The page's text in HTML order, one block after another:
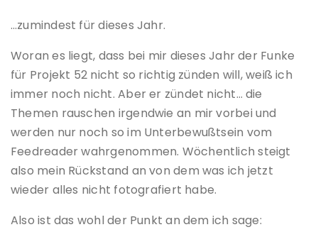
…zumindest für dieses Jahr.
Woran es liegt, dass bei mir dieses Jahr der Funke
für Projekt 52 nicht so richtig zünden will, weiß ich
immer noch nicht. Aber er zündet nicht… die
Themen rauschen irgendwie an mir vorbei und
werden nur noch so im Unterbewußtsein vom
Feedreader wahrgenommen. Wöchentlich steigt
also mein Rückstand an von dem was ich jetzt
wieder alles nicht fotografiert habe.
Also ist das wohl der Punkt an dem ich sage: